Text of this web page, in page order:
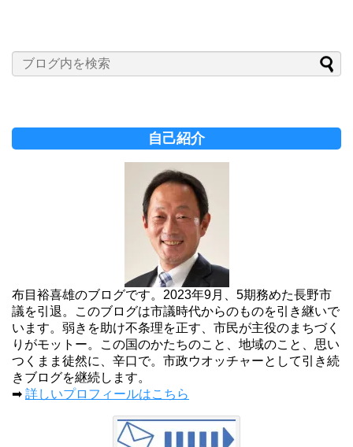
自己紹介
布目裕喜雄のブログです。2023年9月、5期務めた長野市
議を引退。このブログは市議時代からのものを引き継いで
います。弱きを助け不条理を正す、市民が主役のまちづく
りがモットー。この国のかたちのこと、地域のこと、思い
つくまま徒然に、辛口で。市政ウオッチャーとして引き続
きブログを継続します。
➡ 詳しいプロフィールはこちら